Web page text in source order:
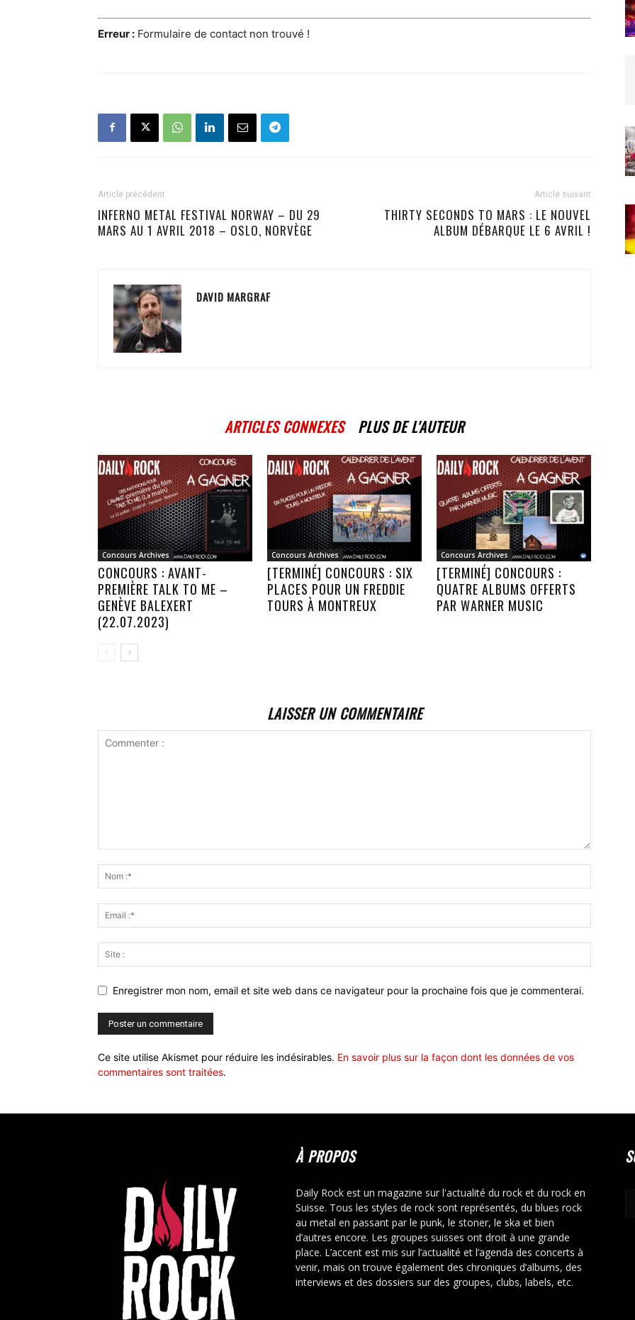
Erreur : Formulaire de contact non trouvé !
Article précédent
INFERNO METAL FESTIVAL NORWAY – DU 29
MARS AU 1 AVRIL 2018 – OSLO, NORVÈGE
Article suivant
THIRTY SECONDS TO MARS : LE NOUVEL
ALBUM DÉBARQUE LE 6 AVRIL !
DAVID MARGRAF
ARTICLES CONNEXES PLUS DE L'AUTEUR
Concours Archives
CONCOURS : AVANT-
PREMIÈRE TALK TO ME –
GENÈVE BALEXERT
(22.07.2023)
Concours Archives
[TERMINÉ] CONCOURS : SIX
PLACES POUR UN FREDDIE
TOURS À MONTREUX
Concours Archives
[TERMINÉ] CONCOURS :
QUATRE ALBUMS OFFERTS
PAR WARNER MUSIC
LAISSER UN COMMENTAIRE
Enregistrer mon nom, email et site web dans ce navigateur pour la prochaine fois que je commenterai.
Ce site utilise Akismet pour réduire les indésirables. En savoir plus sur la façon dont les données de vos
commentaires sont traitées.
À PROPOS
Daily Rock est un magazine sur l'actualité du rock et du rock en
Suisse. Tous les styles de rock sont représentés, du blues rock
au metal en passant par le punk, le stoner, le ska et bien
d’autres encore. Les groupes suisses ont droit à une grande
place. L’accent est mis sur l’actualité et l’agenda des concerts à
venir, mais on trouve également des chroniques d’albums, des
interviews et des dossiers sur des groupes, clubs, labels, etc.